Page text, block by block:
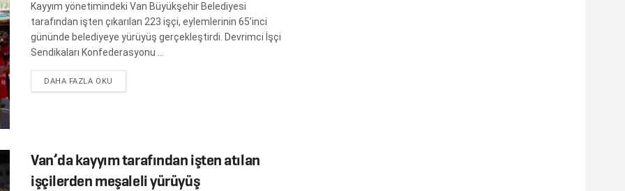
Kayyım yönetimindeki Van Büyükşehir Belediyesi
tarafından işten çıkarılan 223 işçi, eylemlerinin 65’inci
gününde belediyeye yürüyüş gerçekleştirdi. Devrimci İşçi
Sendikaları Konfederasyonu ...
DAHA FAZLA OKU
Van’da kayyım tarafından işten atılan
işçilerden meşaleli yürüyüş